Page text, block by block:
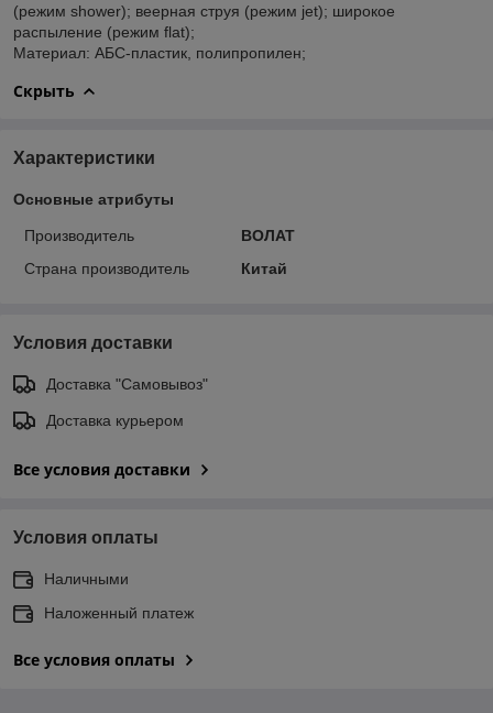
(режим shower); веерная струя (режим jet); широкое
распыление (режим flat);
Материал: АБС-пластик, полипропилен;
Скрыть
Характеристики
Основные атрибуты
Производитель
ВОЛАТ
Страна производитель
Китай
Условия доставки
Доставка "Самовывоз"
Доставка курьером
Все условия доставки
Условия оплаты
Наличными
Наложенный платеж
Все условия оплаты